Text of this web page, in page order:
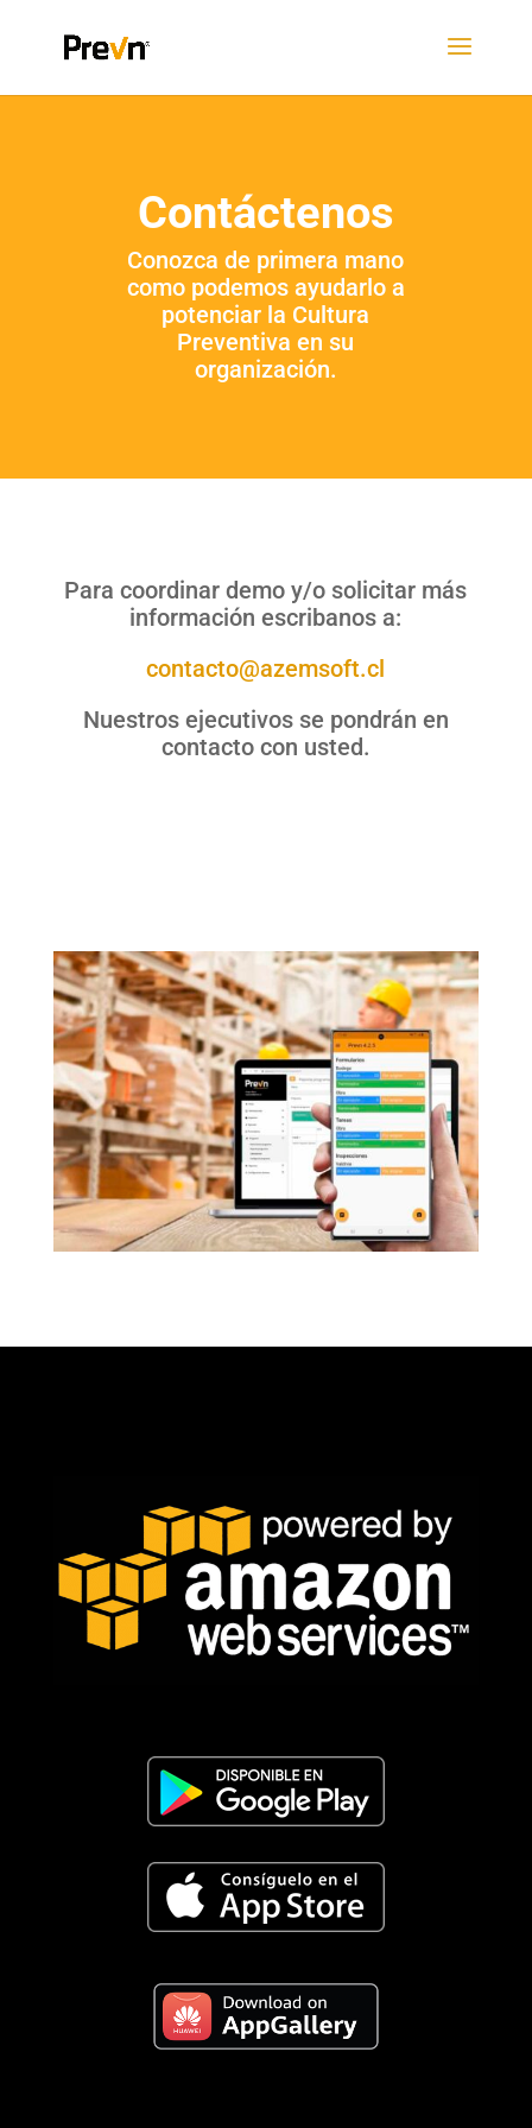
Contáctenos
Conozca de primera mano
como podemos ayudarlo a
potenciar la Cultura
Preventiva en su
organización.
Para coordinar demo y/o solicitar más
información escribanos a:
contacto@azemsoft.cl
Nuestros ejecutivos se pondrán en
contacto con usted.